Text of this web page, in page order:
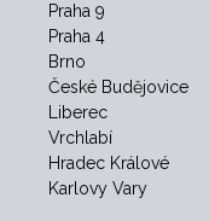
Praha 9
Praha 4
Brno
České Budějovice
Liberec
Vrchlabí
Hradec Králové
Karlovy Vary